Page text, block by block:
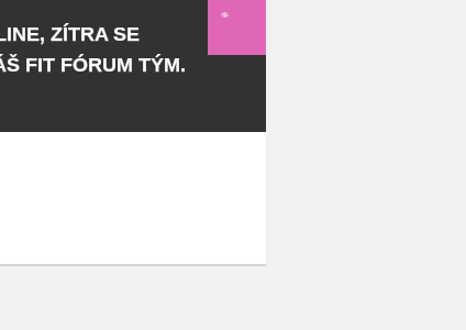
ZÍTRA SE
FIT FÓRUM TÝM.